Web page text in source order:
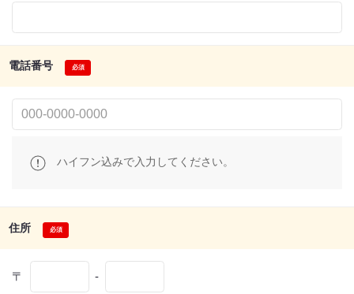
電話番号
ハイフン込みで入力してください。
住所
〒 -